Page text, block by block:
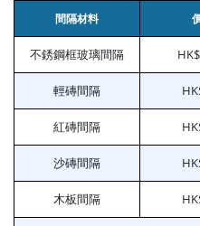
間隔材料
不銹鋼框玻璃間隔
輕磚間隔
紅磚間隔
沙磚間隔
木板間隔